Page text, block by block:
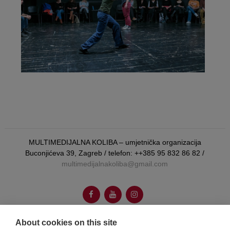
MULTIMEDIJALNA KOLIBA – umjetnička organizacija
Buconjićeva 39, Zagreb / telefon: ++385 95 832 86 82 /
multimedijalnakoliba@gmail.com
About cookies on this site